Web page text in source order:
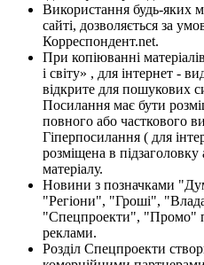
Використання будь-яких
сайті, дозволяється за
Корреспондент.net.
При копіюванні
і світу» , для інтернет -
відкрите для пошукових
Посилання має бути
повного або часткового
Гіперпосилання ( для
розміщена в
матеріалу.
Новини з позначками
"Регіони", "Гроші",
"Спецпроекти", "Промо"
реклами.
Розділ Спецпроекти